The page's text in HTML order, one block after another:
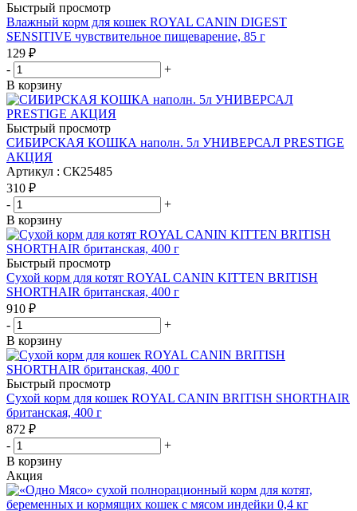
Быстрый просмотр
Влажный корм для кошек ROYAL CANIN DIGEST
SENSITIVE чувствительное пищеварение, 85 г
129 ₽
-
+
В корзину
Быстрый просмотр
СИБИРСКАЯ КОШКА наполн. 5л УНИВЕРСАЛ PRESTIGE
АКЦИЯ
Артикул : СК25485
310 ₽
-
+
В корзину
Быстрый просмотр
Сухой корм для котят ROYAL CANIN KITTEN BRITISH
SHORTHAIR британская, 400 г
910 ₽
-
+
В корзину
Быстрый просмотр
Сухой корм для кошек ROYAL CANIN BRITISH SHORTHAIR
британская, 400 г
872 ₽
-
+
В корзину
Акция